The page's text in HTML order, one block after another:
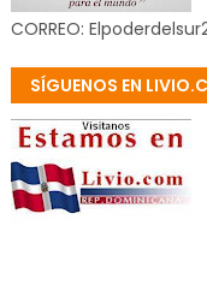
CORREO:
SÍGUENOS EN